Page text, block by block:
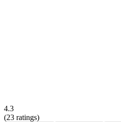
4.3
(23 ratings)